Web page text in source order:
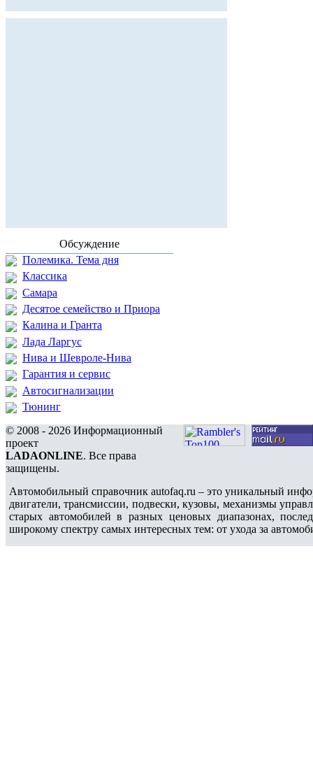
Обсуждение
Полемика. Тема дня
Классика
Самара
Десятое семейство и Приора
Калина и Гранта
Лада Ларгус
Нива и Шевроле-Нива
Гарантия и сервис
Автосигнализации
Тюнинг
© 2008 - 2026 Информационный
проект
LADAONLINE. Все права
защищены.
Автомобильный справочник autofaq.ru – это уникальный
двигатели, трансмиссии, подвески, кузовы, механизмы
старых автомобилей в разных ценовых диапазонах,
широкому спектру самых интересных тем: от ухода за